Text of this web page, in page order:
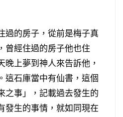
的房子，從前是梅子真
曾經住過的房子他也住
晚上夢到神人來告訴他，
這石庫當中有仙書，這個
之事」，記載過去發生的
發生的事情，就如同現在